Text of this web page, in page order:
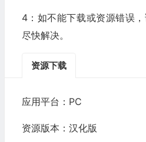
4：如不能下载或资源错误
尽快解决。
资源下载
应用平台：PC
资源版本：汉化版